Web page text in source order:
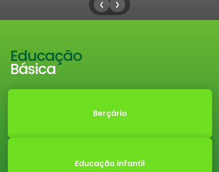
❮ ❯
Educação
Básica
Berçário
Educação infantil